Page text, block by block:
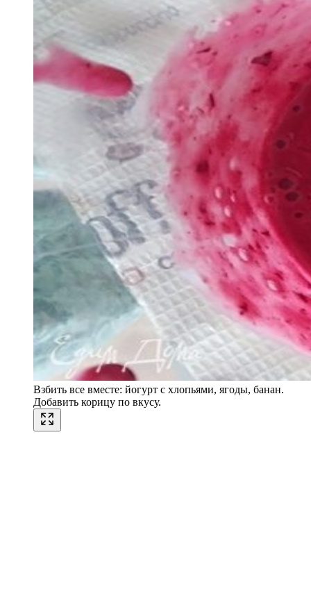
Взбить все вместе: йогурт с хлопьями, ягоды, банан.
Добавить корицу по вкусу.